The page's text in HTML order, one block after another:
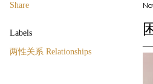
Share
Labels
两性关系 Relationships